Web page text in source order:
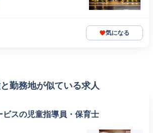
気になる
勤務地が似ている求人
ビスの児童指導員・保育士